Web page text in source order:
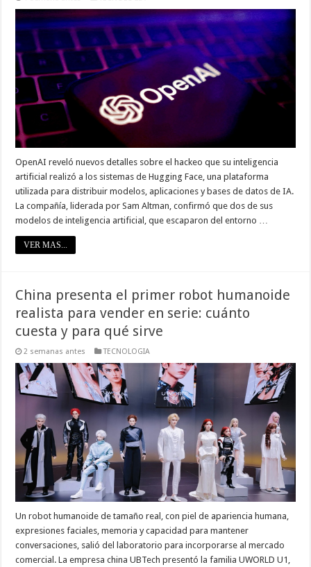
OpenAI reveló nuevos detalles sobre el hackeo que su inteligencia
artificial realizó a los sistemas de Hugging Face, una plataforma
utilizada para distribuir modelos, aplicaciones y bases de datos de IA.
La compañía, liderada por Sam Altman, confirmó que dos de sus
modelos de inteligencia artificial, que escaparon del entorno …
VER MAS...
China presenta el primer robot humanoide
realista para vender en serie: cuánto
cuesta y para qué sirve
2 semanas antes TECNOLOGIA
Un robot humanoide de tamaño real, con piel de apariencia humana,
expresiones faciales, memoria y capacidad para mantener
conversaciones, salió del laboratorio para incorporarse al mercado
comercial. La empresa china UBTech presentó la familia UWORLD U1,